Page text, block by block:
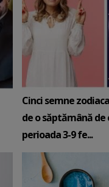
Cinci semne
de o săptămână de
perioada 3-9 fe...